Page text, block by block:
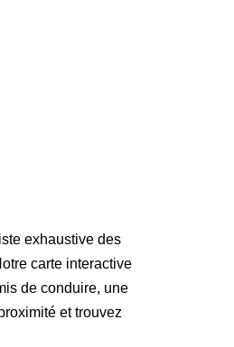
exhaustive des
carte interactive
de conduire, une
et trouvez